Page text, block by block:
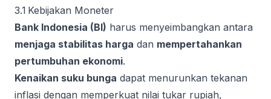
3.1 Kebijakan Moneter
Bank Indonesia (BI) harus menyeimbangkan antara
menjaga stabilitas harga dan mempertahankan
pertumbuhan ekonomi.
Kenaikan suku bunga dapat menurunkan tekanan
inflasi dengan memperkuat nilai tukar rupiah,